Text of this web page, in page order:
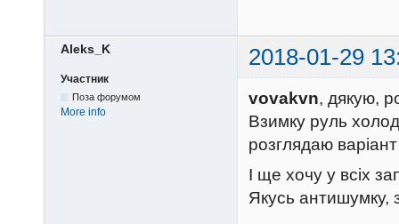
Aleks_K 2018-01-29
Участник
Поза форумом
More info
vovakvn, дякую,
Взимку руль
розглядаю
І ще хочу у всіх
Якусь антишумку,